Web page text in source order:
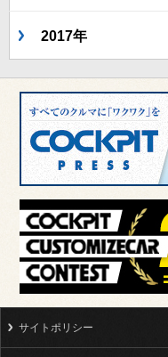
2017年
サイトポリシー